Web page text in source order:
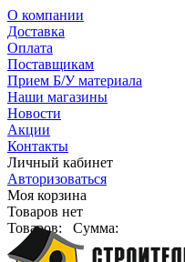
О компании
Доставка
Оплата
Поставщикам
Прием Б/У материала
Наши магазины
Новости
Акции
Контакты
Личный кабинет
Авторизоваться
Моя корзина
Товаров нет
Товаров:
Сумма: